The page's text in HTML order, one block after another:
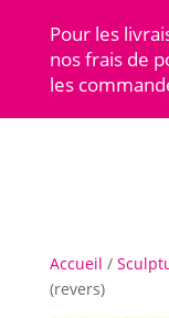
Pour les
nos frais de
les
Accueil /
(revers)